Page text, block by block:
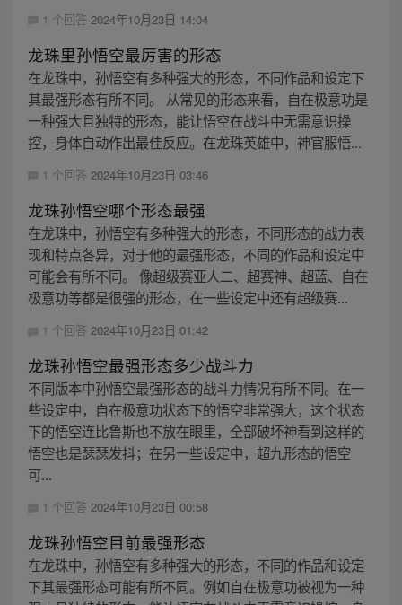
1 个回答 2024年10月23日 14:04
龙珠里孙悟空最厉害的形态
在龙珠中，孙悟空有多种强大的形态，不同作品和设定下
其最强形态有所不同。 从常见的形态来看，自在极意功是
一种强大且独特的形态，能让悟空在战斗中无需意识操
控，身体自动作出最佳反应。在龙珠英雄中，神官服悟...
1 个回答 2024年10月23日 03:46
龙珠孙悟空哪个形态最强
在龙珠中，孙悟空有多种强大的形态，不同形态的战力表
现和特点各异，对于他的最强形态，不同的作品和设定中
可能会有所不同。 像超级赛亚人二、超赛神、超蓝、自在
极意功等都是很强的形态，在一些设定中还有超级赛...
1 个回答 2024年10月23日 01:42
龙珠孙悟空最强形态多少战斗力
不同版本中孙悟空最强形态的战斗力情况有所不同。在一
些设定中，自在极意功状态下的悟空非常强大，这个状态
下的悟空连比鲁斯也不放在眼里，全部破坏神看到这样的
悟空也是瑟瑟发抖；在另一些设定中，超九形态的悟空
可...
1 个回答 2024年10月23日 00:58
龙珠孙悟空目前最强形态
在龙珠中，孙悟空有多种强大的形态，不同的作品和设定
下其最强形态可能有所不同。例如自在极意功被视为一种